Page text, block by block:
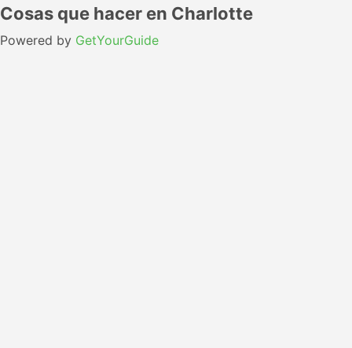
Cosas que hacer en Charlotte
Powered by GetYourGuide